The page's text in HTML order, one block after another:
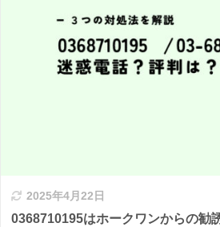
2025年4月22日
0368710195はホークワンからの勧